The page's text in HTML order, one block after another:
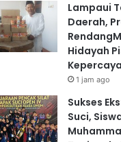
Lampaui
Daerah,
Hidayah
1 jam ago
Sukses
Suci,